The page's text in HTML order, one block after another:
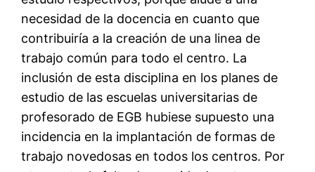
necesidad de la docencia en cuanto que
contribuiría a la creación de una linea de
trabajo común para todo el centro. La
inclusión de esta disciplina en los planes de
estudio de las escuelas universitarias de
profesorado de EGB hubiese supuesto una
incidencia en la implantación de formas de
trabajo novedosas en todos los centros. Por